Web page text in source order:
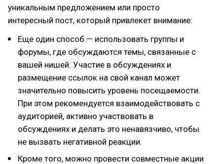
уникальным предложением или просто
интересный пост, который привлекет внимание:
Еще один способ — использовать группы и
форумы, где обсуждаются темы, связанные с
вашей нишей. Участие в обсуждениях и
размещение ссылок на свой канал может
значительно повысить уровень посещаемости.
При этом рекомендуется взаимодействовать с
аудиторией, активно участвовать в
обсуждениях и делать это ненавязчиво, чтобы
не вызвать негативной реакции.
Кроме того, можно провести совместные акции